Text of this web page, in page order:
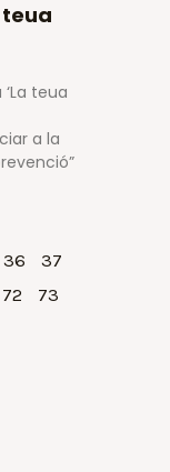
teua
a la
36
37
72
73